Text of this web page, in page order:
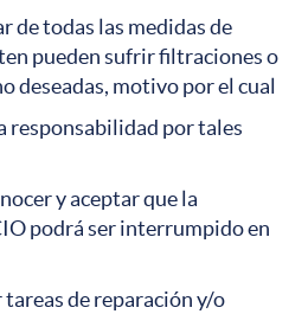
de todas las medidas de
pueden sufrir filtraciones o
deseadas, motivo por el cual
responsabilidad por tales
y aceptar que la
podrá ser interrumpido en
de reparación y/o